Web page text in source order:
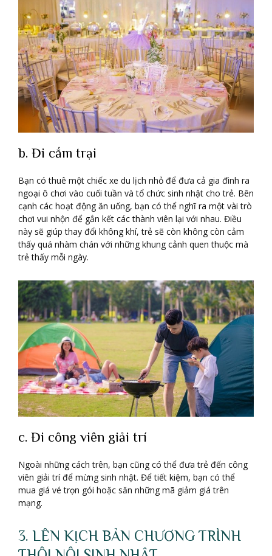
b. Đi cắm trại
Bạn có thuê một chiếc xe du lịch nhỏ để đưa cả gia đình ra
ngoại ô chơi vào cuối tuần và tổ chức sinh nhật cho trẻ. Bên
cạnh các hoạt động ăn uống, bạn có thể nghĩ ra một vài trò
chơi vui nhộn để gắn kết các thành viên lại với nhau. Điều
này sẽ giúp thay đổi không khí, trẻ sẽ còn không còn cảm
thấy quá nhàm chán với những khung cảnh quen thuộc mà
trẻ thấy mỗi ngày.
c. Đi công viên giải trí
Ngoài những cách trên, bạn cũng có thể đưa trẻ đến công
viên giải trí để mừng sinh nhật. Để tiết kiệm, bạn có thể
mua giá vé trọn gói hoặc săn những mã giảm giá trên
mạng.
3. LÊN KỊCH BẢN CHƯƠNG TRÌNH